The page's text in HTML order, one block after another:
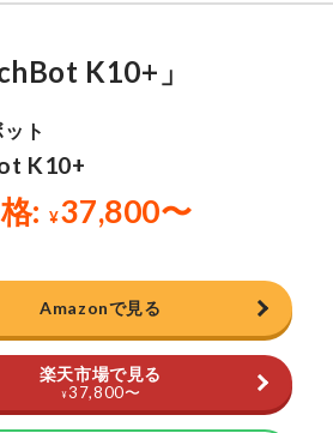
K10+」
Amazonで見る
楽天市場で見る
¥37,800〜